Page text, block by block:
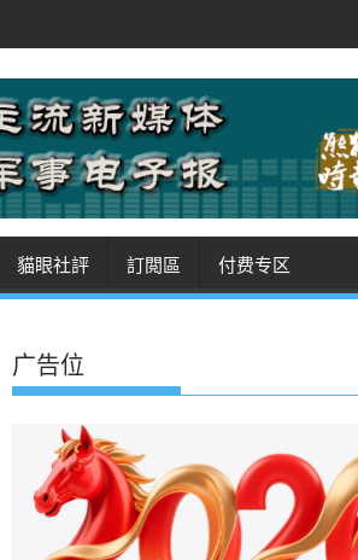
貓眼社評 訂閲區 付费专区
广告位